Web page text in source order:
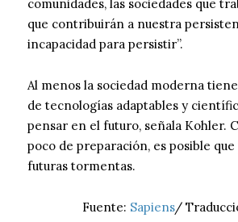
comunidades, las sociedades que
que contribuirán a nuestra
incapacidad para persistir”.
Al menos la sociedad moderna
de tecnologías adaptables y
pensar en el futuro, señala Kohler.
poco de preparación, es posible
futuras tormentas.
Fuente: Sapiens/